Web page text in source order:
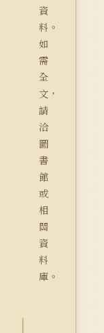
資
料。
如
需
全
文，
請
洽
圖
書
館
或
相
關
資
料
庫。